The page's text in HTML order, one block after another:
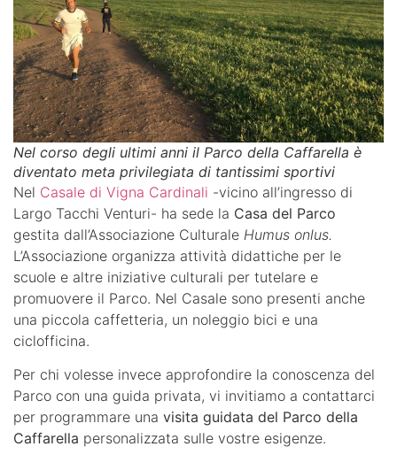
Nel corso degli ultimi anni il Parco della Caffarella è
diventato meta privilegiata di tantissimi sportivi
Nel Casale di Vigna Cardinali -vicino all’ingresso di
Largo Tacchi Venturi- ha sede la Casa del Parco
gestita dall’Associazione Culturale Humus onlus.
L’Associazione organizza attività didattiche per le
scuole e altre iniziative culturali per tutelare e
promuovere il Parco. Nel Casale sono presenti anche
una piccola caffetteria, un noleggio bici e una
ciclofficina.
Per chi volesse invece approfondire la conoscenza del
Parco con una guida privata, vi invitiamo a contattarci
per programmare una visita guidata del Parco della
Caffarella personalizzata sulle vostre esigenze.